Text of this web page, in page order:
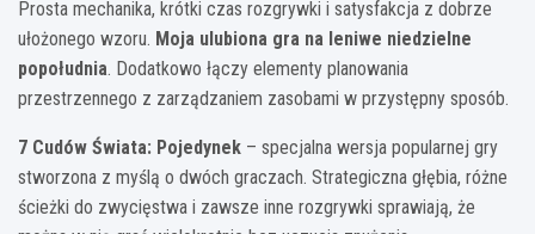
Prosta mechanika, krótki czas rozgrywki i satysfakcja z dobrze
ułożonego wzoru. Moja ulubiona gra na leniwe niedzielne
popołudnia. Dodatkowo łączy elementy planowania
przestrzennego z zarządzaniem zasobami w przystępny sposób.
7 Cudów Świata: Pojedynek – specjalna wersja popularnej gry
stworzona z myślą o dwóch graczach. Strategiczna głębia, różne
ścieżki do zwycięstwa i zawsze inne rozgrywki sprawiają, że